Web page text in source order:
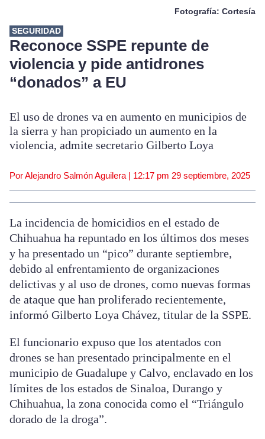
Fotografía: Cortesía
SEGURIDAD
Reconoce SSPE repunte de
violencia y pide antidrones
“donados” a EU
El uso de drones va en aumento en municipios de
la sierra y han propiciado un aumento en la
violencia, admite secretario Gilberto Loya
Por Alejandro Salmón Aguilera | 12:17 pm 29 septiembre, 2025
La incidencia de homicidios en el estado de
Chihuahua ha repuntado en los últimos dos meses
y ha presentado un “pico” durante septiembre,
debido al enfrentamiento de organizaciones
delictivas y al uso de drones, como nuevas formas
de ataque que han proliferado recientemente,
informó Gilberto Loya Chávez, titular de la SSPE.
El funcionario expuso que los atentados con
drones se han presentado principalmente en el
municipio de Guadalupe y Calvo, enclavado en los
límites de los estados de Sinaloa, Durango y
Chihuahua, la zona conocida como el “Triángulo
dorado de la droga”.